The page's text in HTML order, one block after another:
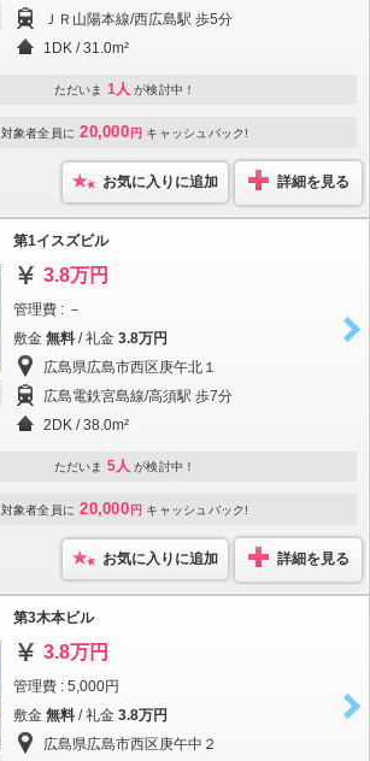
ＪＲ山陽本線/西広島駅 歩5分
1DK / 31.0m²
ただいま 1人 が検討中！
対象者全員に 20,000 円 キャッシュバック!
お気に入りに追加 詳細を見る
第1イスズビル
3.8万円
管理費 : －
敷金 無料 / 礼金 3.8万円
広島県広島市西区庚午北１
広島電鉄宮島線/高須駅 歩7分
2DK / 38.0m²
ただいま 5人 が検討中！
対象者全員に 20,000 円 キャッシュバック!
お気に入りに追加 詳細を見る
第3木本ビル
3.8万円
管理費 : 5,000円
敷金 無料 / 礼金 3.8万円
広島県広島市西区庚午中２